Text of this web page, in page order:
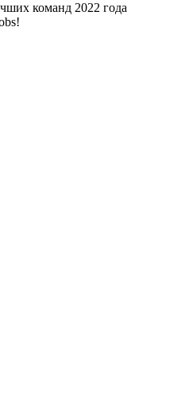
команд 2022 года